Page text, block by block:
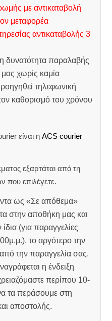
με αντικαταβολή
μεταφορέα
αντικαταβολής 3
δυνατότητα παραλαβής
χωρίς καμία
τηλεφωνική
καθορισμό του χρόνου
είναι ηACS courier
εξαρτάται από τη
που επιλέγετε.
ως «Σε απόθεμα»
στην αποθήκη μας και
(για παραγγελίες
το αργότερο την
την παραγγελία σας.
η ένδειξη
περίπου 10-
τα περάσουμε στη
αποστολής.